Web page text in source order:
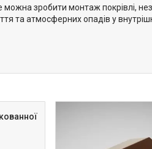
зробити монтаж покрівлі,
та атмосферних опадів у